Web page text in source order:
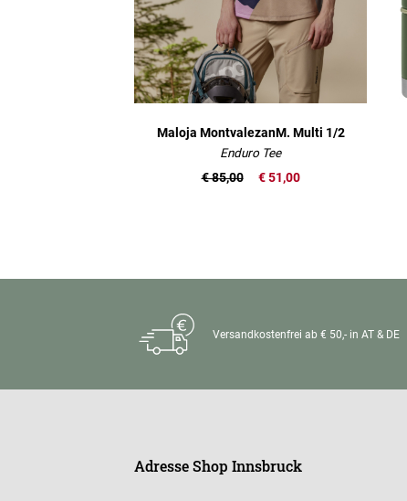
Maloja MontvalezanM. Multi 1/2
Enduro Tee
€ 51,00
€ 85,00
Versandkostenfrei ab € 50,- in AT & DE
Adresse Shop Innsbruck